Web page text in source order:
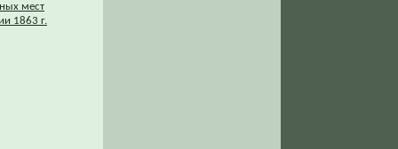
мест
1863 г.